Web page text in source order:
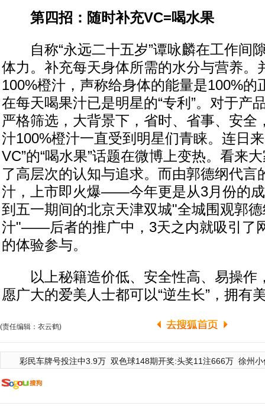
第四招：随时补充VC=喝水果
自称“永远二十五岁”谭咏麟在工作间
体力。补充每天身体所需的水分与营养。
100%橙汁，声称给身体的能量是100%的
在每天喝果汁已是明星的“专利”。对于产
严格筛选，大背景下，省时、省事、安全
汁100%橙汁一直受到明星们青睐。连日
VC”的“喝水果”话题在微博上变热。看来
了高层次的认知与追求。而由郭德纲代言
汁，上市即火爆——今年更是从3月份的
到五一期间的北京天津双城"全城围观郭
汁"——后者的推广中，3天之内就吸引了
的体验参与。
以上秘籍造价低、安全性高、易操作
愿广大的爱美人士都可以“逆生长”，拥有
(责任编辑：衣云鹤)
彩民车牌号投注中3.9万 双色球148期开奖:头奖11注666万 徐州